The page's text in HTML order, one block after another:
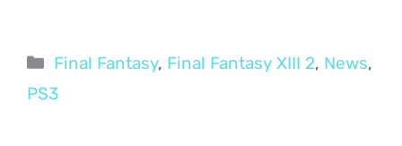
Categorie
Final Fantasy, Final Fantasy XIII 2, News,
PS3